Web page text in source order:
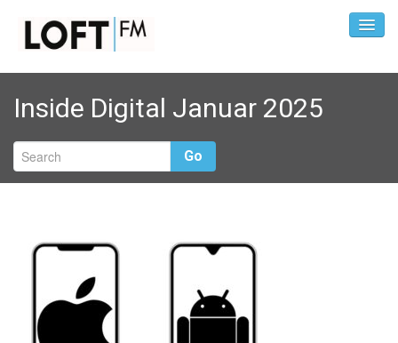
Inside Digital Januar 2025
Go